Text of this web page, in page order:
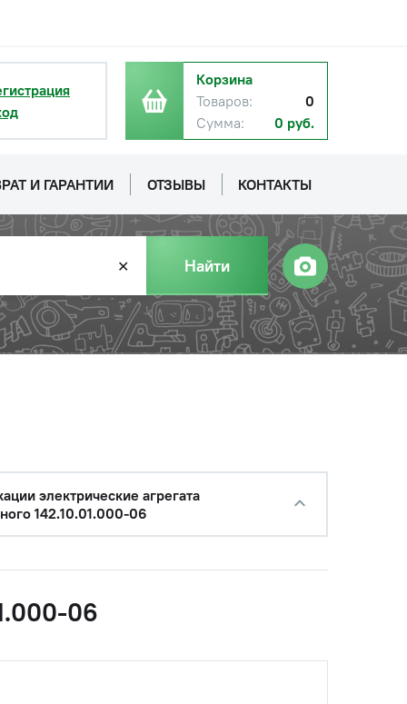
Корзина
Товаров:
0
Сумма:
0 руб.
И ГАРАНТИИ ОТЗЫВЫ КОНТАКТЫ
✕ Найти
электрические агрегата
142.10.01.000-06
06